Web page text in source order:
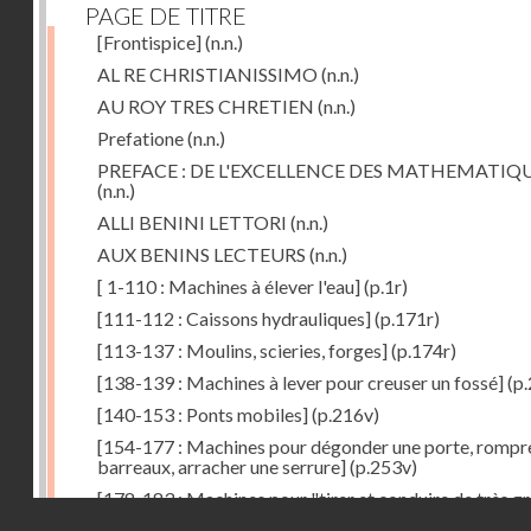
PAGE DE TITRE
[Frontispice](n.n.)
AL RE CHRISTIANISSIMO (n.n.)
AU ROY TRES CHRETIEN (n.n.)
Prefatione(n.n.)
PREFACE : DE L'EXCELLENCE DES
(n.n.)
ALLI BENINI LETTORI (n.n.)
AUX BENINS LECTEURS (n.n.)
[ 1-110 : Machines à élever l'eau](p.1r)
[111-112 : Caissons hydrauliques](p.171r)
[113-137 : Moulins, scieries, forges](p.174r)
[138-139 : Machines à lever pour creuser un fossé]
[140-153 : Ponts mobiles](p.216v)
[154-177 : Machines pour dégonder une porte,
barreaux, arracher une serrure](p.253v)
[178-183 : Machines pour "tirer et conduire de très